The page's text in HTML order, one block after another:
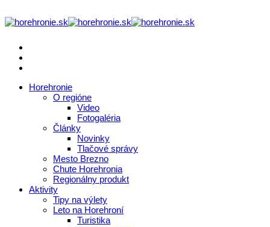
Horehronie
O regióne
Video
Fotogaléria
Články
Novinky
Tlačové správy
Mesto Brezno
Chute Horehronia
Regionálny produkt
Aktivity
Tipy na výlety
Leto na Horehroní
Turistika